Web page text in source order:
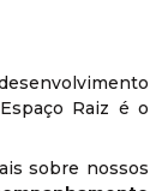
Raiz é o
sobre nossos